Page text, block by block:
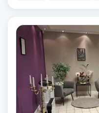
Skäggtrimmning
Skönhet